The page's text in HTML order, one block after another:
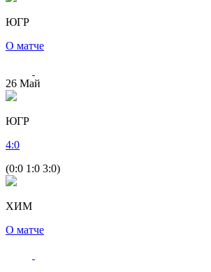
ЮГР
О матче
26 Май
ЮГР
4:0
(0:0 1:0 3:0)
ХИМ
О матче